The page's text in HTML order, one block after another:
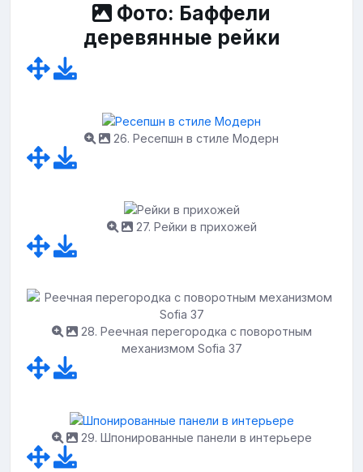
Фото: Баффели
деревянные рейки
26. Ресепшн в стиле Модерн
27. Рейки в прихожей
28. Реечная перегородка с поворотным
механизмом Sofia 37
29. Шпонированные панели в интерьере